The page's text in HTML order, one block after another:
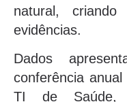
natural,
evidências.
Dados
conferência
TI de Saúde,